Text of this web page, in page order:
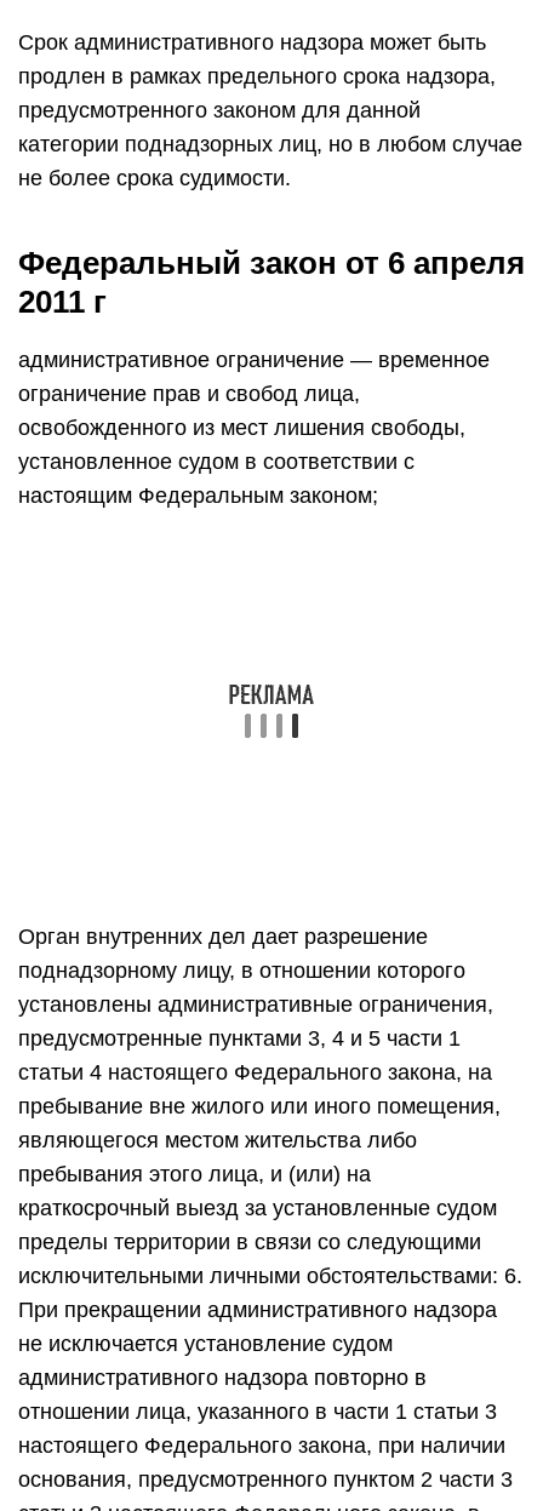
Срок административного надзора может быть
продлен в рамках предельного срока надзора,
предусмотренного законом для данной
категории поднадзорных лиц, но в любом случае
не более срока судимости.
Федеральный закон от 6 апреля
2011 г
административное ограничение — временное
ограничение прав и свобод лица,
освобожденного из мест лишения свободы,
установленное судом в соответствии с
настоящим Федеральным законом;
Орган внутренних дел дает разрешение
поднадзорному лицу, в отношении которого
установлены административные ограничения,
предусмотренные пунктами 3, 4 и 5 части 1
статьи 4 настоящего Федерального закона, на
пребывание вне жилого или иного помещения,
являющегося местом жительства либо
пребывания этого лица, и (или) на
краткосрочный выезд за установленные судом
пределы территории в связи со следующими
исключительными личными обстоятельствами: 6.
При прекращении административного надзора
не исключается установление судом
административного надзора повторно в
отношении лица, указанного в части 1 статьи 3
настоящего Федерального закона, при наличии
основания, предусмотренного пунктом 2 части 3